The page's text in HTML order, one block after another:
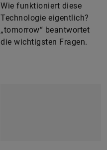
Wie funktioniert diese
Technologie eigentlich?
„tomorrow“ beantwortet
die wichtigsten Fragen.